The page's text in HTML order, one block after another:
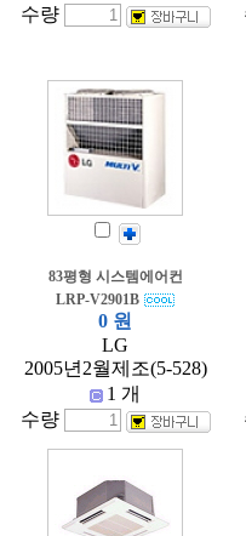
수량
83평형 시스템에어컨
LRP-V2901B
0 원
LG
2005년2월제조(5-528)
1 개
수량